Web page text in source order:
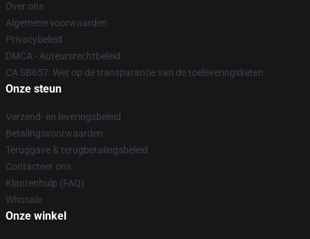
Over ons
Algemene voorwaarden
Privacybeleid
DMCA - Auteursrechtbeleid
CA SB657: Wet op de transparantie van de toeleveringsketen
Onze steun
Verzend- en leveringsbeleid
Betalingsvoorwaarden
Teruggave & terugbetalingsbeleid
Contacteer ons
Klantenhulp (FAQ)
Whosale
Onze winkel